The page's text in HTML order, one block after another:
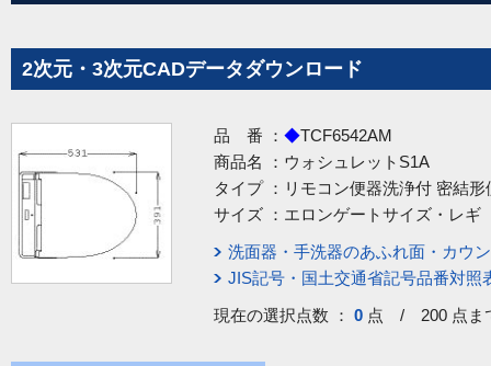
2次元・3次元CADデータダウンロード
品 番 ： ◆TCF6542AM
商品名 ： ウォシュレットS1A
タイプ ： リモコン便器洗浄付 密結
サイズ ： エロンゲートサイズ・レギ
洗面器・手洗器のあふれ面・カウ
JIS記号・国土交通省記号品番対照
現在の選択点数 ： 0 点 / 200 点ま